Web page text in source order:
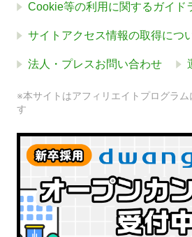
Cookie等の利用に関するガイド
サイトアクセス情報の取得につ
法人・プレスお問い合わせ
※本サイトはアフィリエイトプログラム
す